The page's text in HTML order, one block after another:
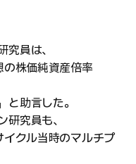
員は、
株価純資産倍率
と助言した。
究員も、
クル当時のマルチプ